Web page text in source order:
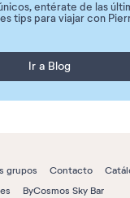
entérate de las
tips para viajar con
Ir a Blog
grupos Contacto
ByCosmos Sky Bar